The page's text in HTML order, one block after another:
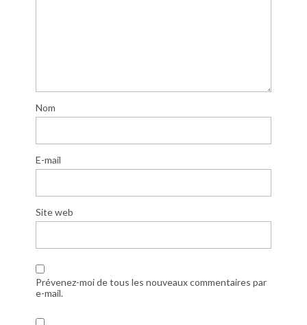
Nom
E-mail
Site web
Prévenez-moi de tous les nouveaux commentaires par
e-mail.